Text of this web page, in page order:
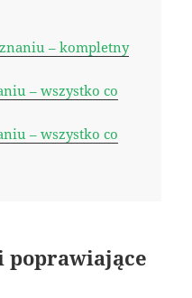
– kompletny
– wszystko co
– wszystko co
poprawiające